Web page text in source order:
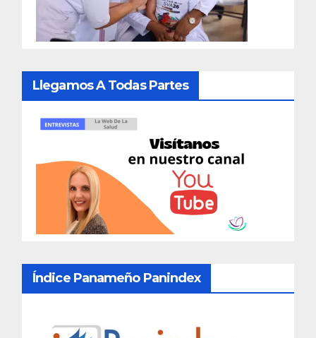
Llegamos A Todas Partes
Índice Panameño Panindex